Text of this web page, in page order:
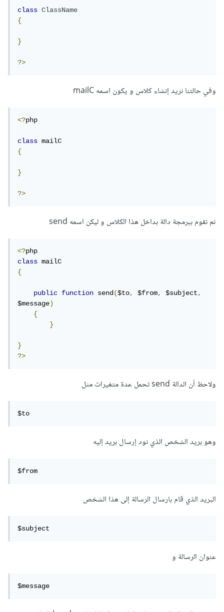
class
ClassName
{
}
?>
وفي حالتنا نريد إنشاء كلاس و يكون اسمه mailC
<?php
class
{
}
?>
ثم نقوم ببرمجة دالة بداخل هذا الكلاس و ليكن اسمه send
<?
class
{
public function send($to, $from, $subject,
$message)
{
}
}
?>
ولاحظ أن الدالة send تحمل عدة متغيرات مثل
$to
وهو بريد الشخص الذي نود إرسال بريد إليه
$from
البريد الذي قام بارسال الرسالة إلى هذا الشخص
$subject
عنوان الرسالة و
$message